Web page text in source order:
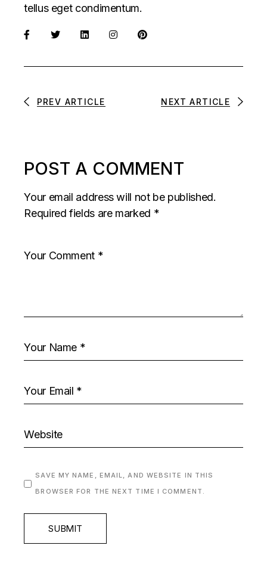
tellus eget condimentum.
PREV ARTICLE NEXT ARTICLE
POST A COMMENT
Your email address will not be published.
Required fields are marked *
SAVE MY NAME, EMAIL, AND WEBSITE IN THIS
BROWSER FOR THE NEXT TIME I COMMENT.
SUBMIT